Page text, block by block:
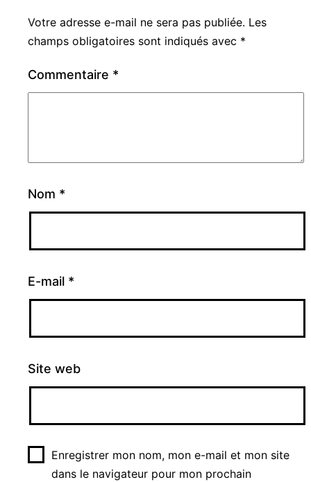
Votre adresse e-mail ne sera pas publiée. Les
champs obligatoires sont indiqués avec *
Commentaire *
Nom *
E-mail *
Site web
Enregistrer mon nom, mon e-mail et mon site
dans le navigateur pour mon prochain